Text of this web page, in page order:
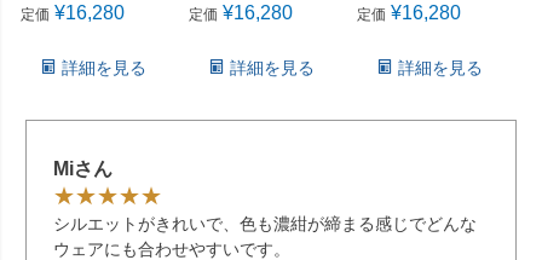
定価 ¥16,280
詳細を見る
定価 ¥16,280
詳細を見る
定価 ¥16,280
詳細を見る
Miさん
シルエットがきれいで、色も濃紺が締まる感じでどんな
ウェアにも合わせやすいです。